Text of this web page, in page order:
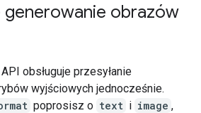
generowanie obrazów
obsługuje przesyłanie
wyjściowych jednocześnie.
poprosisz o text i image ,